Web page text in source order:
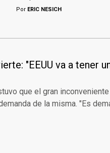
Por ERIC NESICH
"EEUU va a tener
que el gran
de la misma. "Es